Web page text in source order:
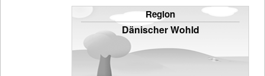
Region
Dänischer Wohld